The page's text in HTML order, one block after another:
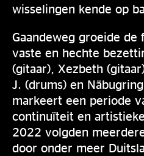
wisselingen kende op
Gaandeweg groeide
vaste en hechte
(gitaar), Xezbeth
J. (drums) en
markeert een periode
continuïteit en
2022 volgden
door onder meer